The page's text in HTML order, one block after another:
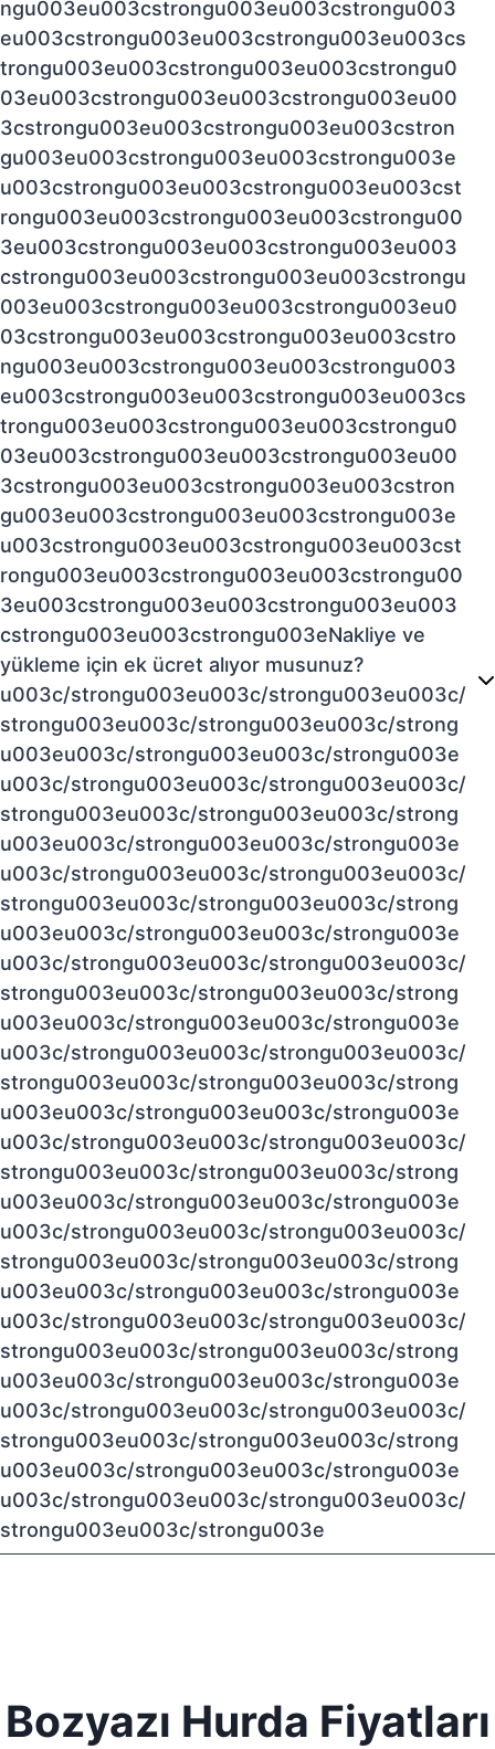
ngu003eu003cstrongu003eu003cstrongu003
eu003cstrongu003eu003cstrongu003eu003cs
trongu003eu003cstrongu003eu003cstrongu0
03eu003cstrongu003eu003cstrongu003eu00
3cstrongu003eu003cstrongu003eu003cstron
gu003eu003cstrongu003eu003cstrongu003e
u003cstrongu003eu003cstrongu003eu003cst
rongu003eu003cstrongu003eu003cstrongu00
3eu003cstrongu003eu003cstrongu003eu003
cstrongu003eu003cstrongu003eu003cstrongu
003eu003cstrongu003eu003cstrongu003eu0
03cstrongu003eu003cstrongu003eu003cstro
ngu003eu003cstrongu003eu003cstrongu003
eu003cstrongu003eu003cstrongu003eu003cs
trongu003eu003cstrongu003eu003cstrongu0
03eu003cstrongu003eu003cstrongu003eu00
3cstrongu003eu003cstrongu003eu003cstron
gu003eu003cstrongu003eu003cstrongu003e
u003cstrongu003eu003cstrongu003eu003cst
rongu003eu003cstrongu003eu003cstrongu00
3eu003cstrongu003eu003cstrongu003eu003
cstrongu003eu003cstrongu003eNakliye ve
yükleme için ek ücret alıyor musunuz?
u003c/strongu003eu003c/strongu003eu003c/
strongu003eu003c/strongu003eu003c/strong
u003eu003c/strongu003eu003c/strongu003e
u003c/strongu003eu003c/strongu003eu003c/
strongu003eu003c/strongu003eu003c/strong
u003eu003c/strongu003eu003c/strongu003e
u003c/strongu003eu003c/strongu003eu003c/
strongu003eu003c/strongu003eu003c/strong
u003eu003c/strongu003eu003c/strongu003e
u003c/strongu003eu003c/strongu003eu003c/
strongu003eu003c/strongu003eu003c/strong
u003eu003c/strongu003eu003c/strongu003e
u003c/strongu003eu003c/strongu003eu003c/
strongu003eu003c/strongu003eu003c/strong
u003eu003c/strongu003eu003c/strongu003e
u003c/strongu003eu003c/strongu003eu003c/
strongu003eu003c/strongu003eu003c/strong
u003eu003c/strongu003eu003c/strongu003e
u003c/strongu003eu003c/strongu003eu003c/
strongu003eu003c/strongu003eu003c/strong
u003eu003c/strongu003eu003c/strongu003e
u003c/strongu003eu003c/strongu003eu003c/
strongu003eu003c/strongu003eu003c/strong
u003eu003c/strongu003eu003c/strongu003e
u003c/strongu003eu003c/strongu003eu003c/
strongu003eu003c/strongu003eu003c/strong
u003eu003c/strongu003eu003c/strongu003e
u003c/strongu003eu003c/strongu003eu003c/
strongu003eu003c/strongu003e
Bozyazı Hurda Fiyatları